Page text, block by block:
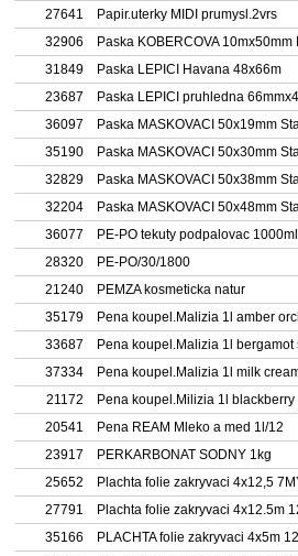
27641
Papir.uterky MIDI prumysl.2vrs
32906
Paska KOBERCOVA 10mx50mm
31849
Paska LEPICI Havana 48x66m
23687
Paska LEPICI pruhledna
36097
Paska MASKOVACI 50x19mm
35190
Paska MASKOVACI 50x30mm
32829
Paska MASKOVACI 50x38mm
32204
Paska MASKOVACI 50x48mm
36077
PE-PO tekuty podpalovac
28320
PE-PO/30/1800
21240
PEMZA kosmeticka natur
35179
Pena koupel.Malizia 1l amber
33687
Pena koupel.Malizia 1l bergamot
37334
Pena koupel.Malizia 1l milk
21172
Pena koupel.Milizia 1l blackberry
20541
Pena REAM Mleko a med 1l/12
23917
PERKARBONAT SODNY 1kg
25652
Plachta folie zakryvaci 4x12,5
27791
Plachta folie zakryvaci 4x12.5m
35166
PLACHTA folie zakryvaci 4x5m